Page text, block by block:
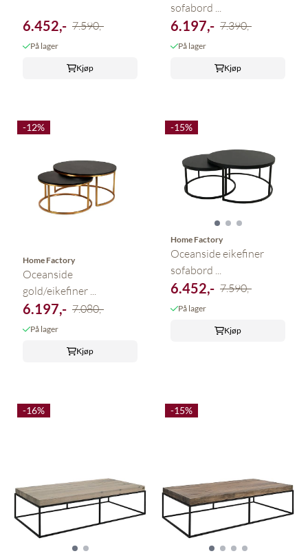
6.452,- 7.590,-
På lager
Kjøp
sofabord ...
6.197,- 7.390,-
På lager
Kjøp
-12%
Home Factory
Oceanside
gold/eikefiner ...
6.197,- 7.080,-
På lager
Kjøp
-15%
Home Factory
Oceanside eikefiner
sofabord ...
6.452,- 7.590,-
På lager
Kjøp
-16% -15%